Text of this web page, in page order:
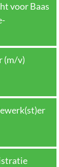
voor Baas
(m/v)